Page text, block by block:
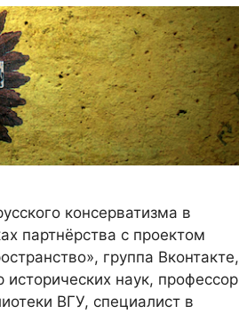
консерватизма в
партнёрства с проектом
группа Вконтакте,
наук, профессор
ВГУ, специалист в